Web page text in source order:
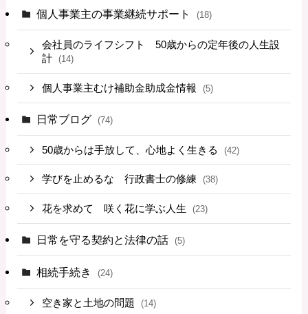
個人事業主の事業継続サポート (18)
会社員のライフシフト 50歳からの定年後の人生設
計
(14)
個人事業主むけ補助金助成金情報 (5)
日常ブログ (74)
50歳からは手放して、心地よく生きる (42)
学びを止めるな 行政書士の修練 (38)
花を求めて 咲く花に学ぶ人生 (23)
日常を守る契約と法律の話 (5)
相続手続き (24)
空き家と土地の問題 (14)